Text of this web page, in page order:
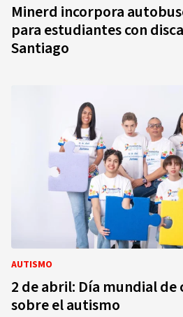
Minerd incorpora
para estudiantes con
Santiago
AUTISMO
2 de abril: Día mundial de
sobre el autismo